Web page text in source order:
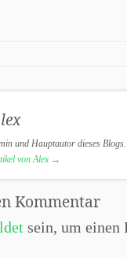
und Hauptautor dieses Blogs.
von Alex →
Kommentar
sein, um einen